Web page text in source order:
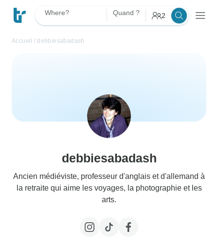
Where? Quand ? 2
Accueil / debbiesabadash
debbiesabadash
Ancien médiéviste, professeur d'anglais et d'allemand à
la retraite qui aime les voyages, la photographie et les
arts.